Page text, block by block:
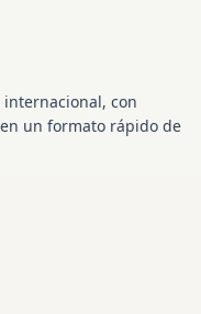
con
un formato rápido de